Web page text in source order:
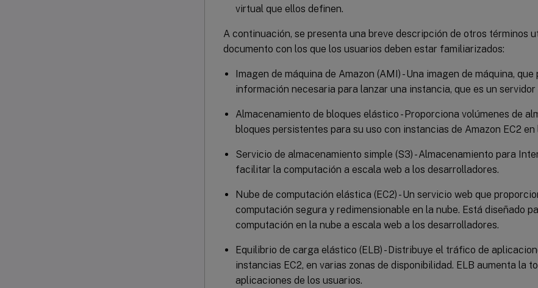
virtual que ellos definen.
A continuación, se presenta una breve descripción de otros términos
documento con los que los usuarios deben estar familiarizados:
Imagen de máquina de Amazon (AMI) - Una imagen de máquina,
información necesaria para lanzar una instancia, que es un
Almacenamiento de bloques elástico - Proporciona volúmenes de
bloques persistentes para su uso con instancias de Amazon EC2 en
Servicio de almacenamiento simple (S3) - Almacenamiento para
facilitar la computación a escala web a los desarrolladores.
Nube de computación elástica (EC2) - Un servicio web que
computación segura y redimensionable en la nube. Está diseñado
computación en la nube a escala web a los desarrolladores.
Equilibrio de carga elástico (ELB) - Distribuye el tráfico de
instancias EC2, en varias zonas de disponibilidad. ELB aumenta la
aplicaciones de los usuarios.